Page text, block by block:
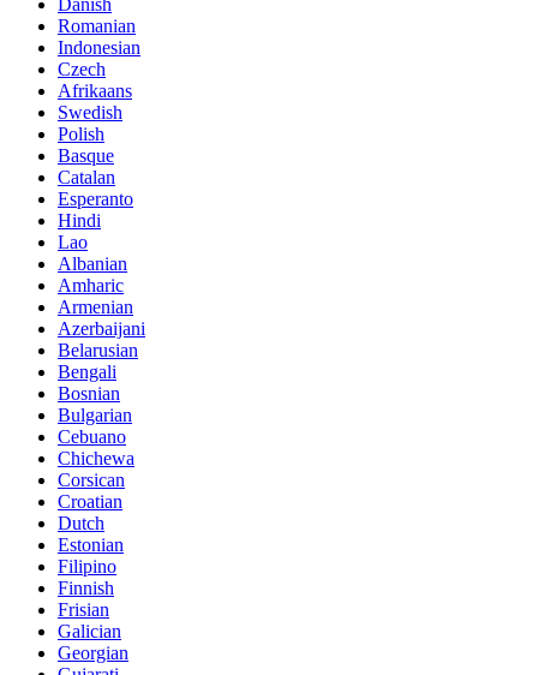
Romanian
Indonesian
Czech
Afrikaans
Swedish
Polish
Basque
Catalan
Esperanto
Hindi
Lao
Albanian
Amharic
Armenian
Azerbaijani
Belarusian
Bengali
Bosnian
Bulgarian
Cebuano
Chichewa
Corsican
Croatian
Dutch
Estonian
Filipino
Finnish
Frisian
Galician
Georgian